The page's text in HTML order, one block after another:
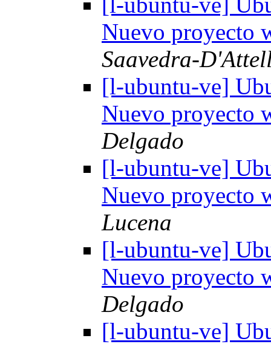
Nuevo proyecto
Saavedra-
[l-ubuntu-ve]
Nuevo proyecto
Delgado
[l-ubuntu-ve]
Nuevo proyecto
Lucena
[l-ubuntu-ve]
Nuevo proyecto
Delgado
[l-ubuntu-ve]